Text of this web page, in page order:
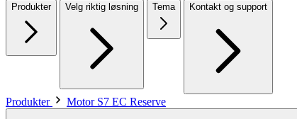
Produkter Velg riktig løsning Tema Kontakt og support
Produkter Motor S7 EC Reserve